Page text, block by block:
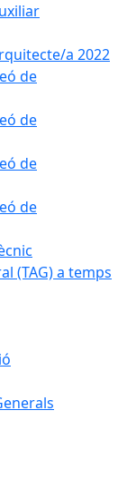
a 2022
de
de
de
de
(TAG) a temps